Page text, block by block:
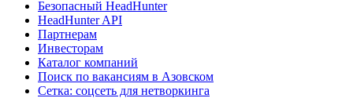
Безопасный HeadHunter
HeadHunter API
Партнерам
Инвесторам
Каталог компаний
Поиск по вакансиям в Азовском
Сетка: соцсеть для нетворкинга